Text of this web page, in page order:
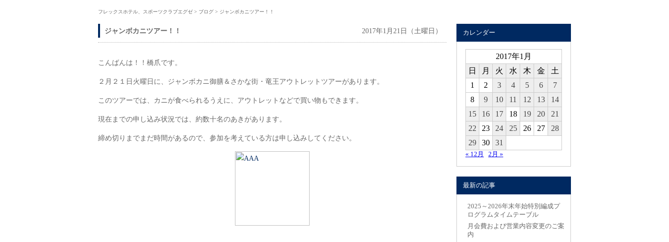
フレックスホテル、スポーツクラブエグゼ > ブログ > ジャンボカニツアー！！
カレンダー
2017年1月
日
月 火 水 木 金
土
1
2 3 4 5 6
7
8
9 10 11 12 13
14
15
16 17 18 19 20
21
22
23 24 25 26 27
28
29
30 31
« 12月 2月 »
最新の記事
2025～2026年末年始特別編成プ
ログラムタイムテーブル
月会費および営業内容変更のご案
内
ジャンボカニツアー！！ 2017年1月21日（土曜日）
こんばんは！！橋爪です。
２月２１日火曜日に、ジャンボカニ御膳＆さかな街・竜王アウトレットツアーがあります。
このツアーでは、カニが食べられるうえに、アウトレットなどで買い物もできます。
現在までの申し込み状況では、約数十名のあきがあります。
締め切りまでまだ時間があるので、参加を考えている方は申し込みしてください。